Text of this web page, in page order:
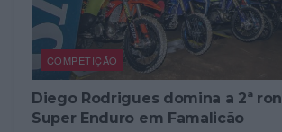
COMPETIÇÃO
Diego Rodrigues domina a 2ª
Super Enduro em Famalicão